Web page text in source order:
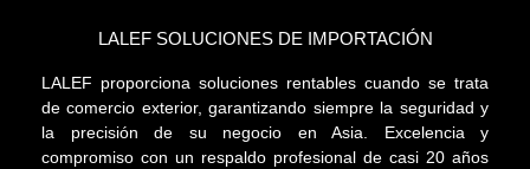
LALEF SOLUCIONES DE IMPORTACIÓN
LALEF proporciona soluciones rentables cuando se trata
de comercio exterior, garantizando siempre la seguridad y
la precisión de su negocio en Asia. Excelencia y
compromiso con un respaldo profesional de casi 20 años